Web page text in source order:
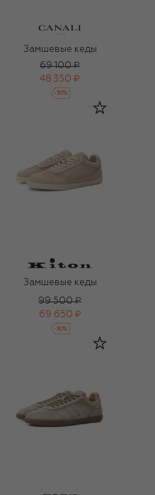
Замшевые кеды
69 100 ₽
48 350 ₽
-30%
Замшевые кеды
99 500 ₽
69 650 ₽
-30%